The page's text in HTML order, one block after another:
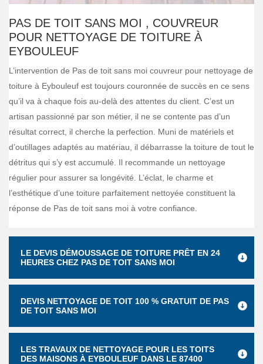
PAS DE TOIT SANS MOI , COUVREUR
POUR NETTOYAGE DE TOITURE À
EYBOULEUF
L’intervention de Pas de toit sans moi couvreur pour nettoyage de
toiture à Eybouleuf est toujours couronnée de succès en ce sens
qu’il va à chaque fois au-delà des attentes du client. C’est un
artisan passionné par son métier, il ne se contente pas d’un
résultat correct, il cherche la perfection. Muni de matériels et
d’outillages adaptés au matériau, il débarrasse la toiture de tout le
détritus qui s’y est accumulé. Il recommande un nettoyage
régulier pour assurer sa longévité. L’éclat, le charme et
l’esthétique d’une toiture parfaitement nettoyée constituent la
réponse de Pas de toit sans moi à votre confiance.
LE DEVIS DÉMOUSSAGE DE TOITURE PRÊT EN 24
HEURES CHEZ PAS DE TOIT SANS MOI
DEVIS NETTOYAGE DE TOIT 100 % GRATUIT DE PAS
DE TOIT SANS MOI
LES TRAVAUX DE NETTOYAGE POUR LES TOITS
DES MAISONS À EYBOULEUF DANS LE 87400